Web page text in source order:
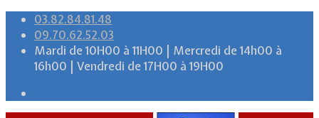
03.82.84.81.48
09.70.62.52.03
Mardi de 10H00 à 11H00 | Mercredi de 14h00 à
16h00 | Vendredi de 17H00 à 19H00